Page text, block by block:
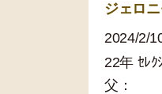
ジェロ
2024/
22年 ｾﾚ
父：